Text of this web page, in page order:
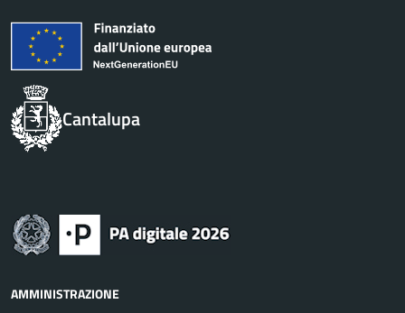
Cantalupa
AMMINISTRAZIONE